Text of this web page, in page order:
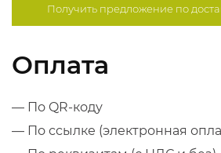
Получить предложение по
Оплата
— По QR-коду
— По ссылке (электронная